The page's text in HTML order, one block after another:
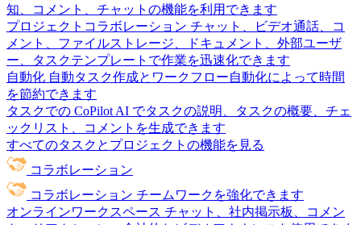
知、コメント、チャットの機能を利用できます
プロジェクトコラボレーション チャット、ビデオ通話、コ
メント、ファイルストレージ、ドキュメント、外部ユーザ
ー、タスクテンプレートで作業を迅速化できます
自動化 自動タスク作成とワークフロー自動化によって時間
を節約できます
タスクでの CoPilot AI でタスクの説明、タスクの概要、チェ
ックリスト、コメントを生成できます
すべてのタスクとプロジェクトの機能を見る
コラボレーション
コラボレーション チームワークを強化できます
オンラインワークスペース チャット、社内掲示板、コメン